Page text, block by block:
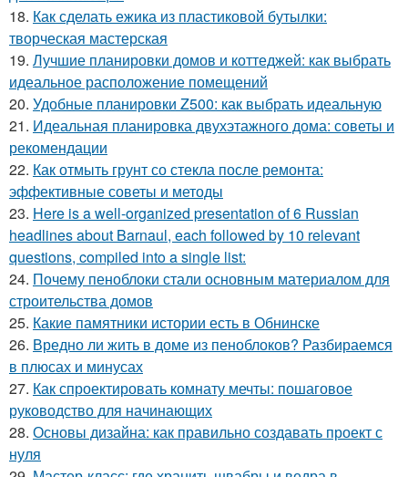
18. Как сделать ежика из пластиковой бутылки:
творческая мастерская
19. Лучшие планировки домов и коттеджей: как выбрать
идеальное расположение помещений
20. Удобные планировки Z500: как выбрать идеальную
21. Идеальная планировка двухэтажного дома: советы и
рекомендации
22. Как отмыть грунт со стекла после ремонта:
эффективные советы и методы
23. Here is a well-organized presentation of 6 Russian
headlines about Barnaul, each followed by 10 relevant
questions, compiled into a single list:
24. Почему пеноблоки стали основным материалом для
строительства домов
25. Какие памятники истории есть в Обнинске
26. Вредно ли жить в доме из пеноблоков? Разбираемся
в плюсах и минусах
27. Как спроектировать комнату мечты: пошаговое
руководство для начинающих
28. Основы дизайна: как правильно создавать проект с
нуля